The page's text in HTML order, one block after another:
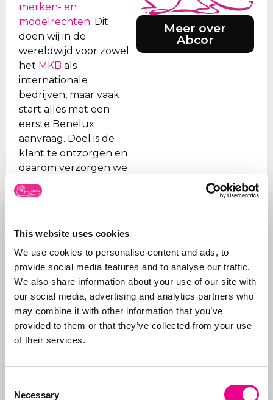
This website uses cookies
We use cookies to personalise content and ads, to
provide social media features and to analyse our traffic.
We also share information about your use of our site with
our social media, advertising and analytics partners who
may combine it with other information that you’ve
provided to them or that they’ve collected from your use
of their services.
Selection
Necessary
merken- en
modelrechten. Dit
doen wij in de
wereldwijd voor zowel
het MKB als
internationale
bedrijven, maar vaak
start alles met een
eerste Benelux
aanvraag. Doel is de
klant te ontzorgen en
daarom verzorgen we
alle stappen, van eerste
advies wat aan te
vragen en hoe tot aan
Naast het aanvragen
van merken, beheren
wij ook de portefeuilles
voor onze klanten. Wij
zorgen ervoor dat
merken op tijd worden
vernieuwd, dat de
worden betaald (gezien
bedrijven) en
Meer over
Abcor